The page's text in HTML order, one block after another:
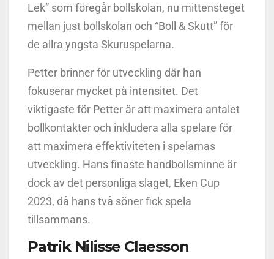
Lek” som föregår bollskolan, nu mittensteget
mellan just bollskolan och “Boll & Skutt” för
de allra yngsta Skuruspelarna.
Petter brinner för utveckling där han
fokuserar mycket på intensitet. Det
viktigaste för Petter är att maximera antalet
bollkontakter och inkludera alla spelare för
att maximera effektiviteten i spelarnas
utveckling. Hans finaste handbollsminne är
dock av det personliga slaget, Eken Cup
2023, då hans två söner fick spela
tillsammans.
Patrik Nilisse Claesson